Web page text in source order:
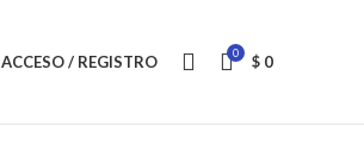
ACCESO / REGISTRO 0 $ 0